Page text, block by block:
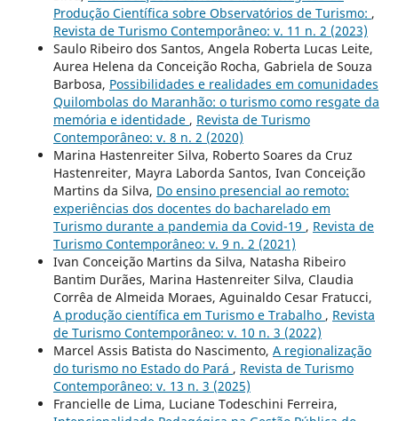
Produção Científica sobre Observatórios de Turismo: ,
Revista de Turismo Contemporâneo: v. 11 n. 2 (2023)
Saulo Ribeiro dos Santos, Angela Roberta Lucas Leite,
Aurea Helena da Conceição Rocha, Gabriela de Souza
Barbosa, Possibilidades e realidades em comunidades
Quilombolas do Maranhão: o turismo como resgate da
memória e identidade , Revista de Turismo
Contemporâneo: v. 8 n. 2 (2020)
Marina Hastenreiter Silva, Roberto Soares da Cruz
Hastenreiter, Mayra Laborda Santos, Ivan Conceição
Martins da Silva, Do ensino presencial ao remoto:
experiências dos docentes do bacharelado em
Turismo durante a pandemia da Covid-19 , Revista de
Turismo Contemporâneo: v. 9 n. 2 (2021)
Ivan Conceição Martins da Silva, Natasha Ribeiro
Bantim Durães, Marina Hastenreiter Silva, Claudia
Corrêa de Almeida Moraes, Aguinaldo Cesar Fratucci,
A produção científica em Turismo e Trabalho , Revista
de Turismo Contemporâneo: v. 10 n. 3 (2022)
Marcel Assis Batista do Nascimento, A regionalização
do turismo no Estado do Pará , Revista de Turismo
Contemporâneo: v. 13 n. 3 (2025)
Francielle de Lima, Luciane Todeschini Ferreira,